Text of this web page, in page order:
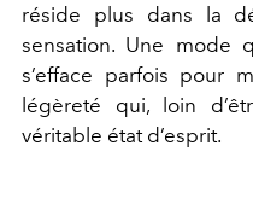
réside plus dans la
sensation. Une mode
s’efface parfois pour
légèreté qui, loin
véritable état d’esprit.